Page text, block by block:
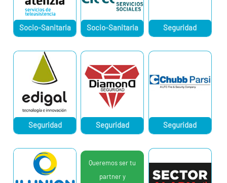
Socio-Sanitaria Socio-Sanitaria Seguridad
Seguridad Seguridad Seguridad
Queremos ser tu
partner y